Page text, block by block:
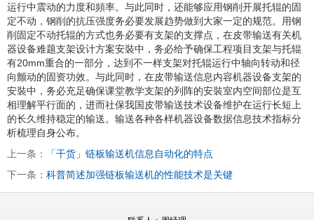
运行中震动的力度和頻率。与此同时，还能够应用钢削开展托辊的固
定不动，钢削的抗压强度务必要发展趋势做到大家一定的规范。用钢
削固定不动托辊的方式也务必要有支架的支撑点，在皮带输送有关机
器设备难题支架设计方案安裝中，务必给予确保工程项目支架与托辊
有20mm重合的一部分，达到不一样支架对托辊运行中轴向转动和径
向颤动的固资功效。与此同时，在皮带输送信息内容机器设备支架的
安裝中，务必充足确保课堂教学支架的列阵的安裝室内空间部位是互
相理解平行面的，进而社保我国皮带输送技术设备维护在运行长短上
的长久维持稳定的输送。输送各种各样机器设备数据信息技术指标分
析梳理自身公布。
上一条：
「干货」链板输送机信息自动化的特点
下一条： 科普简述加强链板输送机的性能技术是关键